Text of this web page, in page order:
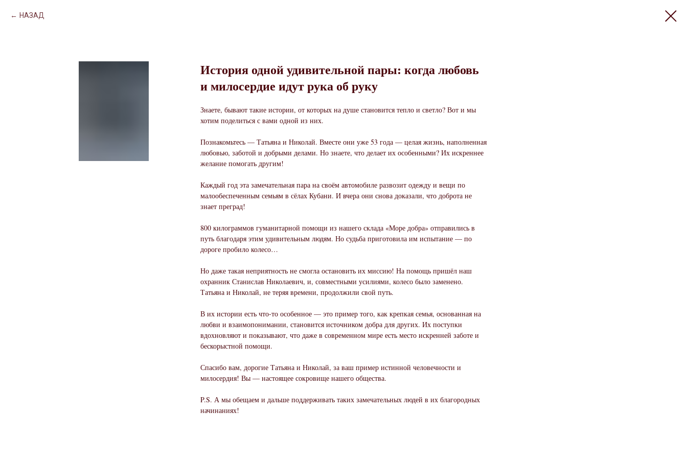
НАЗАД
История одной удивительной пары: когда любовь
и милосердие идут рука об руку
Знаете, бывают такие истории, от которых на душе становится тепло и светло? Вот и мы
хотим поделиться с вами одной из них.
Познакомьтесь — Татьяна и Николай. Вместе они уже 53 года — целая жизнь, наполненная
любовью, заботой и добрыми делами. Но знаете, что делает их особенными? Их искреннее
желание помогать другим!
Каждый год эта замечательная пара на своём автомобиле развозит одежду и вещи по
малообеспеченным семьям в сёлах Кубани. И вчера они снова доказали, что доброта не
знает преград!
800 килограммов гуманитарной помощи из нашего склада «Море добра» отправились в
путь благодаря этим удивительным людям. Но судьба приготовила им испытание — по
дороге пробило колесо…
Но даже такая неприятность не смогла остановить их миссию! На помощь пришёл наш
охранник Станислав Николаевич, и, совместными усилиями, колесо было заменено.
Татьяна и Николай, не теряя времени, продолжили свой путь.
В их истории есть что-то особенное — это пример того, как крепкая семья, основанная на
любви и взаимопонимании, становится источником добра для других. Их поступки
вдохновляют и показывают, что даже в современном мире есть место искренней заботе и
бескорыстной помощи.
Спасибо вам, дорогие Татьяна и Николай, за ваш пример истинной человечности и
милосердия! Вы — настоящее сокровище нашего общества.
P.S. А мы обещаем и дальше поддерживать таких замечательных людей в их благородных
начинаниях!